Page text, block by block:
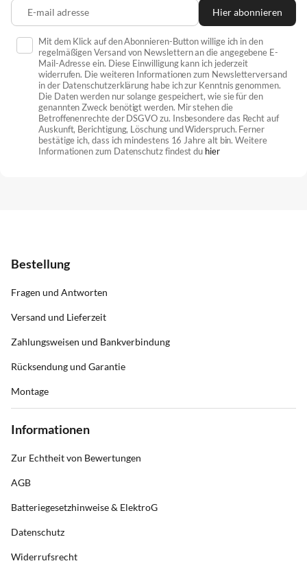
E-mail adresse Hier abonnieren
Mit dem Klick auf den Abonnieren-Button willige ich in den
regelmäßigen Versand von Newslettern an die angegebene E-
Mail-Adresse ein. Diese Einwilligung kann ich jederzeit
widerrufen. Die weiteren Informationen zum Newsletterversand
in der Datenschutzerklärung habe ich zur Kenntnis genommen.
Die Daten werden nur solange gespeichert, wie sie für den
genannten Zweck benötigt werden. Mir stehen die
Betroffenenrechte der DSGVO zu. Insbesondere das Recht auf
Auskunft, Berichtigung, Löschung und Widerspruch. Ferner
bestätige ich, dass ich mindestens 16 Jahre alt bin. Weitere
Informationen zum Datenschutz findest du hier
Bestellung
Fragen und Antworten
Versand und Lieferzeit
Zahlungsweisen und Bankverbindung
Rücksendung und Garantie
Montage
Informationen
Zur Echtheit von Bewertungen
AGB
Batteriegesetzhinweise & ElektroG
Datenschutz
Widerrufsrecht